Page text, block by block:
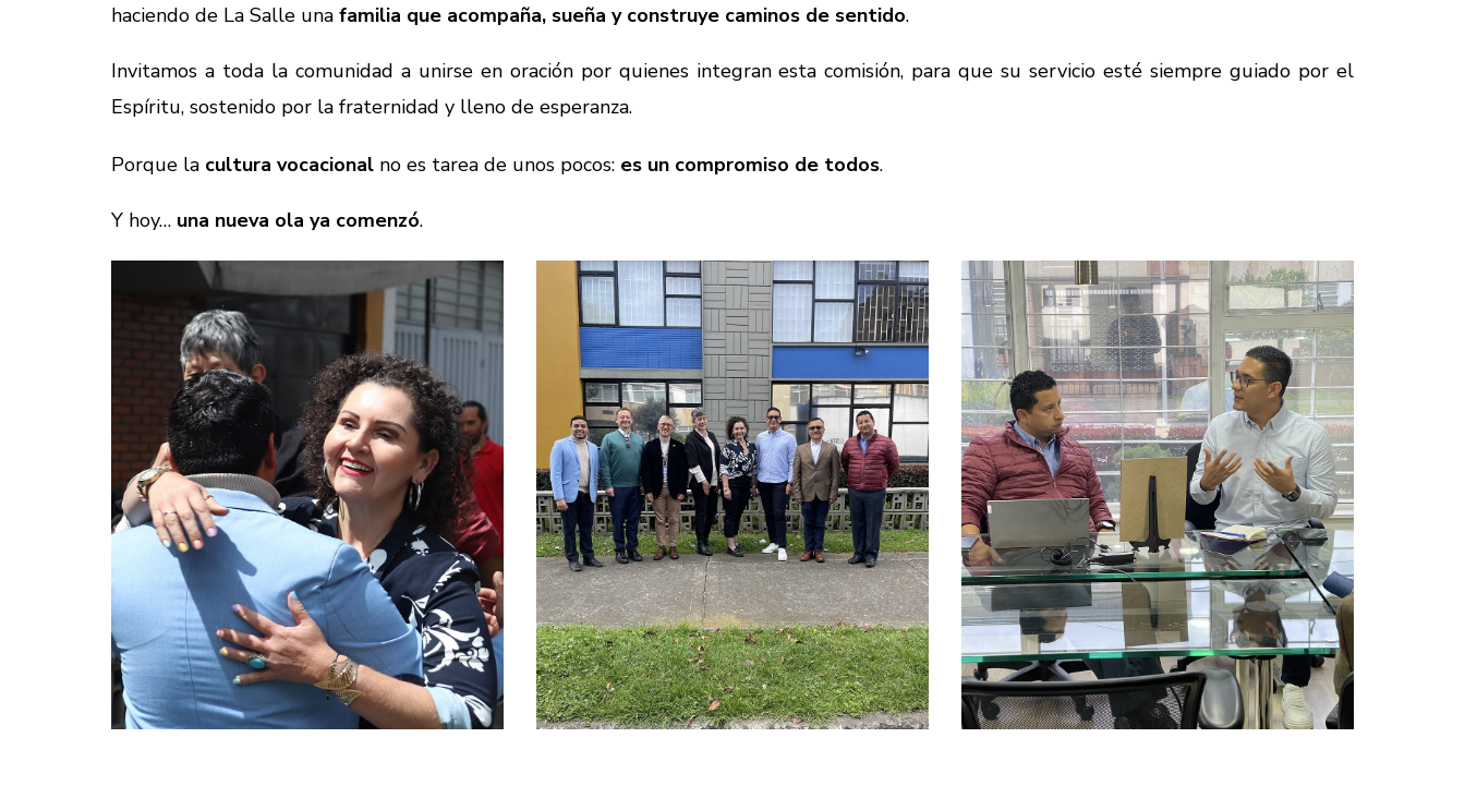
haciendo de La Salle una familia que acompaña, sueña y construye caminos de sentido.
Invitamos a toda la comunidad a unirse en oración por quienes integran esta comisión, para que su servicio esté siempre guiado por el
Espíritu, sostenido por la fraternidad y lleno de esperanza.
Porque la cultura vocacional no es tarea de unos pocos: es un compromiso de todos.
Y hoy… una nueva ola ya comenzó.